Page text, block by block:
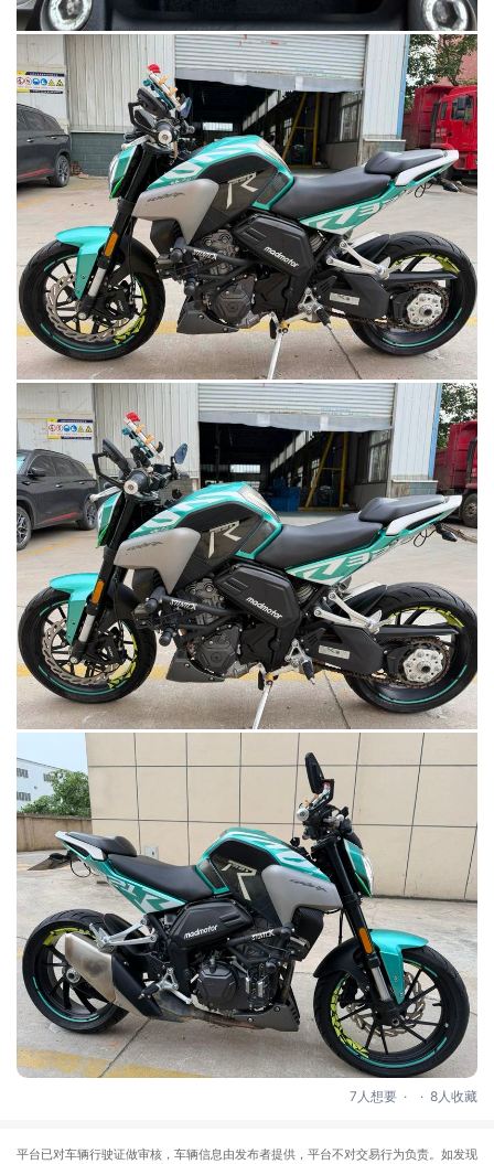
7人想要 . . 8人收藏
平台已对车辆行驶证做审核，车辆信息由发布者提供，平台不对交易行为负责。如发现